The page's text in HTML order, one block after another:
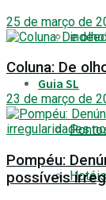
Guia SL
25 de março de
Coluna: De
23 de março de
Pompéu:
possíveis